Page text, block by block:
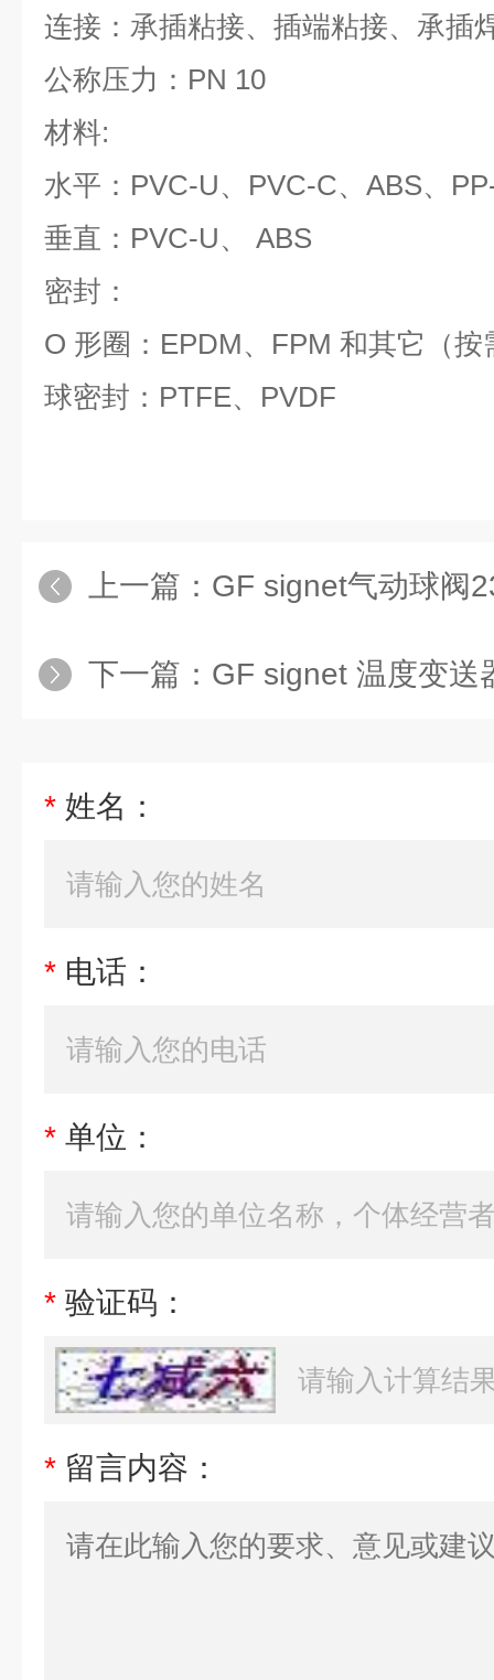
连接： 承插粘接、插端粘接、承插
公称压力： PN 10
材料:
水平： PVC-U、 PVC-C、 ABS、
垂直： PVC-U、
ABS
密封：
O 形圈： EPDM、 FPM 和其它（按
球密封： PTFE、 PVDF
上一篇： GF signet气动球阀
下一篇： GF signet 温度变送
* 姓名：
* 电话：
* 单位：
* 验证码：
* 留言内容：